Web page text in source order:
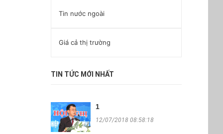
Tin nước ngoài
Giá cả thị trường
TIN TỨC MỚI NHẤT
1
12/07/2018 08:58:18